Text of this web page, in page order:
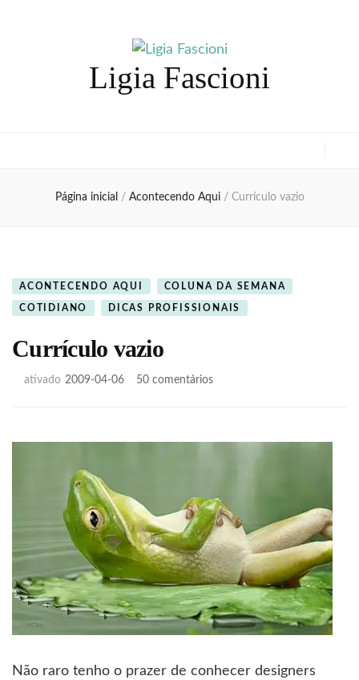
Ligia Fascioni
Página inicial / Acontecendo Aqui / Currículo vazio
ACONTECENDO AQUI COLUNA DA SEMANA
COTIDIANO DICAS PROFISSIONAIS
Currículo vazio
ativado 2009-04-06 50 comentáriosem
Não raro tenho o prazer de conhecer designers